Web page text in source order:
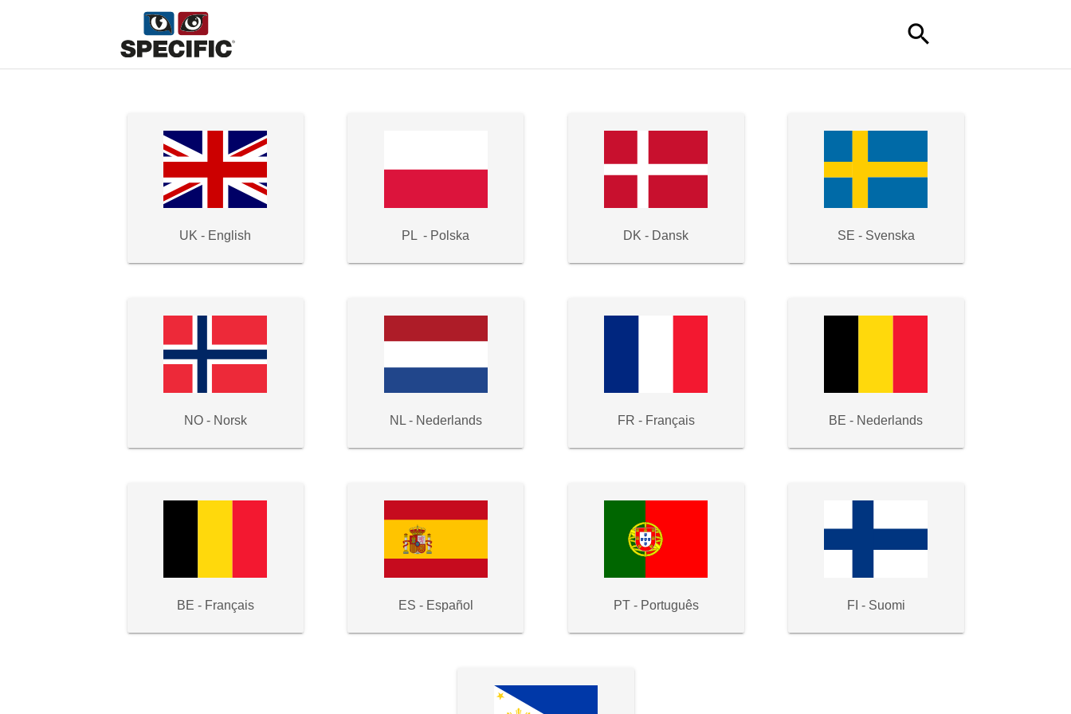
search
UK - English PL - Polska DK - Dansk SE - Svenska
NO - Norsk NL - Nederlands FR - Français BE - Nederlands
BE - Français ES - Español PT - Português FI - Suomi